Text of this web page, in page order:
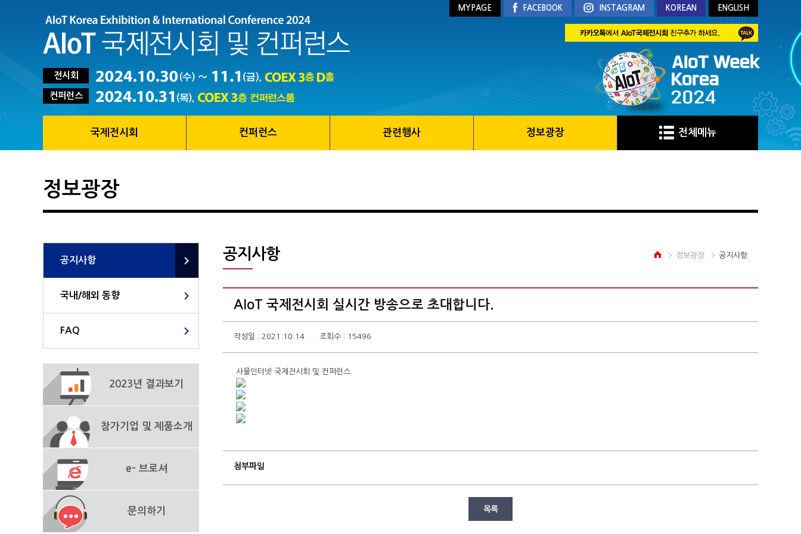
MYPAGE FACEBOOK INSTAGRAM KOREAN ENGLISH
전시회
컨퍼런스
국제전시회 컨퍼런스 관련행사 정보광장 전체메뉴
정보광장
공지사항
국내/해외 동향
FAQ
2023년 결과보기
참가기업 및 제품소개
e- 브로셔
문의하기
공지사항 정보광장 공지사항
AIoT 국제전시회 실시간 방송으로 초대합니다.
작성일 : 2021.10.14 조회수 : 15496
사물인터넷 국제전시회 및 컨퍼런스
첨부파일
목록